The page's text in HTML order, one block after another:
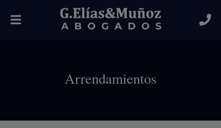
Alternar
navegación
Arrendamientos